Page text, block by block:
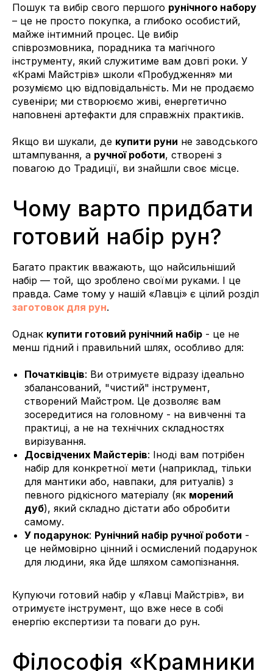
Пошук та вибір свого першого рунічного набору
– це не просто покупка, а глибоко особистий,
майже інтимний процес. Це вибір
співрозмовника, порадника та магічного
інструменту, який служитиме вам довгі роки. У
«Крамі Майстрів» школи «Пробудження» ми
розуміємо цю відповідальність. Ми не продаємо
сувеніри; ми створюємо живі, енергетично
наповнені артефакти для справжніх практиків.
Якщо ви шукали, де купити руни не заводського
штампування, а ручної роботи, створені з
повагою до Традиції, ви знайшли своє місце.
Чому варто придбати
готовий набір рун?
Багато практик вважають, що найсильніший
набір — той, що зроблено своїми руками. І це
правда. Саме тому у нашій «Лавці» є цілий розділ
заготовок для рун.
Однак купити готовий рунічний набір - це не
менш гідний і правильний шлях, особливо для:
Початківців: Ви отримуєте відразу ідеально
збалансований, "чистий" інструмент,
створений Майстром. Це дозволяє вам
зосередитися на головному - на вивченні та
практиці, а не на технічних складностях
вирізування.
Досвідчених Майстерів: Іноді вам потрібен
набір для конкретної мети (наприклад, тільки
для мантики або, навпаки, для ритуалів) з
певного рідкісного матеріалу (як морений
дуб), який складно дістати або обробити
самому.
У подарунок: Рунічний набір ручної роботи -
це неймовірно цінний і осмислений подарунок
для людини, яка йде шляхом самопізнання.
Купуючи готовий набір у «Лавці Майстрів», ви
отримуєте інструмент, що вже несе в собі
енергію експертизи та поваги до рун.
Філософія «Крамники